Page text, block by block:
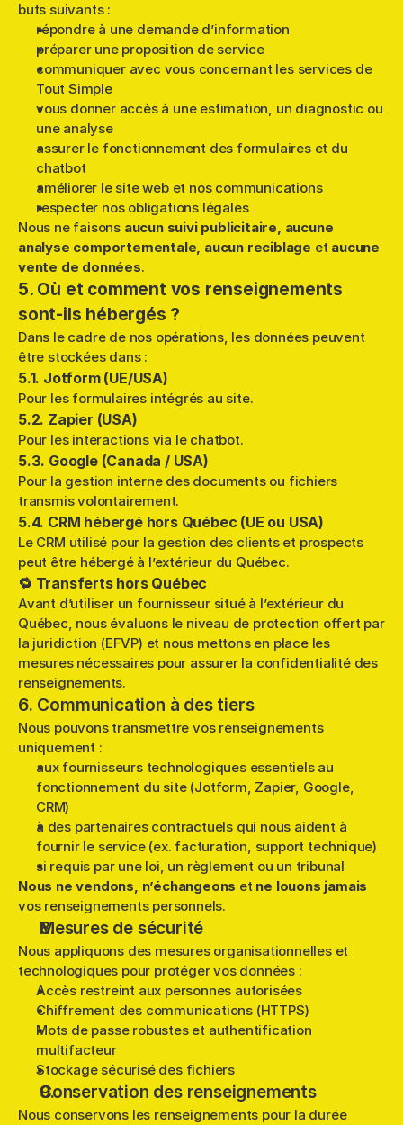
buts suivants :
répondre à une demande d’information
préparer une proposition de service
communiquer avec vous concernant les services de
Tout Simple
vous donner accès à une estimation, un diagnostic ou
une analyse
assurer le fonctionnement des formulaires et du
chatbot
améliorer le site web et nos communications
respecter nos obligations légales
Nous ne faisons aucun suivi publicitaire, aucune
analyse comportementale, aucun reciblage et aucune
vente de données.
5. Où et comment vos renseignements
sont-ils hébergés ?
Dans le cadre de nos opérations, les données peuvent
être stockées dans :
5.1. Jotform (UE/USA)
Pour les formulaires intégrés au site.
5.2. Zapier (USA)
Pour les interactions via le chatbot.
5.3. Google (Canada / USA)
Pour la gestion interne des documents ou fichiers
transmis volontairement.
5.4. CRM hébergé hors Québec (UE ou USA)
Le CRM utilisé pour la gestion des clients et prospects
peut être hébergé à l’extérieur du Québec.
🔁 Transferts hors Québec
Avant d’utiliser un fournisseur situé à l’extérieur du
Québec, nous évaluons le niveau de protection offert par
la juridiction (EFVP) et nous mettons en place les
mesures nécessaires pour assurer la confidentialité des
renseignements.
6. Communication à des tiers
Nous pouvons transmettre vos renseignements
uniquement :
aux fournisseurs technologiques essentiels au
fonctionnement du site (Jotform, Zapier, Google,
CRM)
à des partenaires contractuels qui nous aident à
fournir le service (ex. facturation, support technique)
si requis par une loi, un règlement ou un tribunal
Nous ne vendons, n’échangeons et ne louons jamais
vos renseignements personnels.
Mesures de sécurité
Nous appliquons des mesures organisationnelles et
technologiques pour protéger vos données :
Accès restreint aux personnes autorisées
Chiffrement des communications (HTTPS)
Mots de passe robustes et authentification
multifacteur
Stockage sécurisé des fichiers
Conservation des renseignements
Nous conservons les renseignements pour la durée